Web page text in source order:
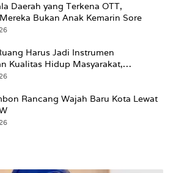
Daerah yang Terkena OTT,
Bukan Anak Kemarin Sore
Harus Jadi Instrumen
Kualitas Hidup Masyarakat,
RT-RW Ditetapkan Pemkot
Rancang Wajah Baru Kota Lewat